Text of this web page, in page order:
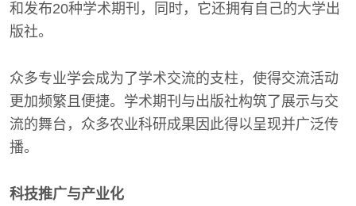
和发布20种学术期刊，同时，它还拥有自己的大学出
版社。
众多专业学会成为了学术交流的支柱，使得交流活动
更加频繁且便捷。学术期刊与出版社构筑了展示与交
流的舞台，众多农业科研成果因此得以呈现并广泛传
播。
科技推广与产业化